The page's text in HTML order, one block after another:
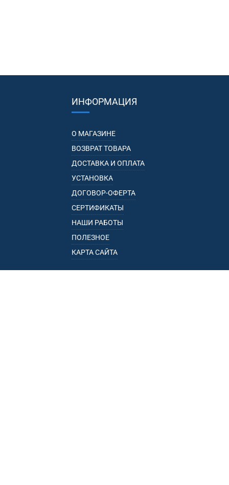
ИНФОРМАЦИЯ
О МАГАЗИНЕ
ВОЗВРАТ ТОВАРА
ДОСТАВКА И ОПЛАТА
УСТАНОВКА
ДОГОВОР-ОФЕРТА
СЕРТИФИКАТЫ
НАШИ РАБОТЫ
ПОЛЕЗНОЕ
КАРТА САЙТА